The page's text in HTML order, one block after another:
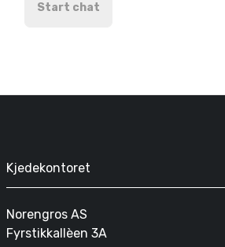
Start chat
Kjedekontoret
Norengros AS
Fyrstikkallèen 3A